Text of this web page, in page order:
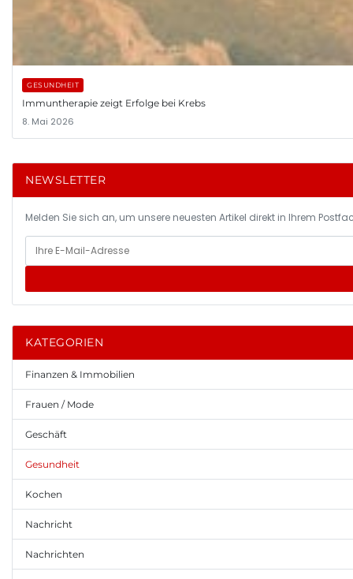
GESUNDHEIT
Immuntherapie zeigt Erfolge bei Krebs
8. Mai 2026
NEWSLETTER
Melden Sie sich an, um unsere neuesten Artikel direkt in Ihrem
KATEGORIEN
Finanzen & Immobilien
Frauen / Mode
Geschäft
Gesundheit
Kochen
Nachricht
Nachrichten